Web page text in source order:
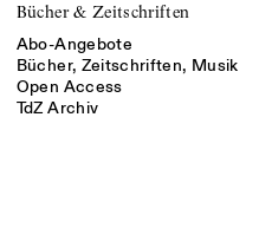
Bücher & Zeitschriften
Abo-Angebote
Bücher, Zeitschriften, Musik
Open Access
TdZ Archiv